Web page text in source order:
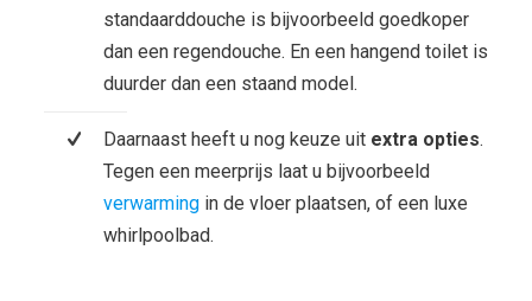
standaarddouche is bijvoorbeeld goedkoper
dan een regendouche. En een hangend toilet is
duurder dan een staand model.
Daarnaast heeft u nog keuze uit extra opties.
Tegen een meerprijs laat u bijvoorbeeld
verwarmingin de vloer plaatsen, of een luxe
whirlpoolbad.